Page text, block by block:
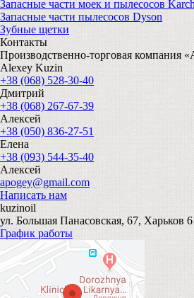
Запасные части моек и пылесосов
Запасные части пылесосов Dyson
Зубные щетки
Контакты
Производственно-торговая
Alexey Kuzin
+38 (068) 528-30-40
Дмитрий
+38 (068) 267-67-39
Алексей
+38 (050) 836-27-51
Елена
+38 (093) 544-35-40
Алексей
apogey@gmail.com
Написать нам
kuzinoil
ул. Большая Панасовская, 67, Харьков
График работы